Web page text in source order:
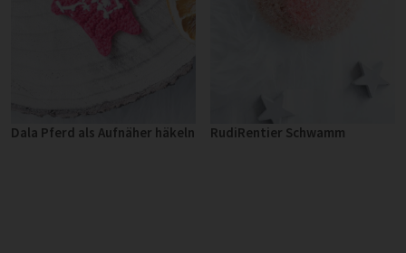
Dala Pferd als Aufnäher häkeln RudiRentier Schwamm